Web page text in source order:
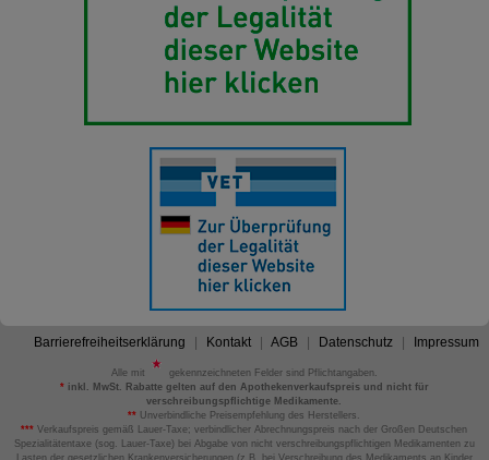
Barrierefreiheitserklärung Kontakt AGB Datenschutz Impressum
Alle mit
gekennzeichneten Felder sind Pflichtangaben.
*inkl. MwSt. Rabatte gelten auf den Apothekenverkaufspreis und nicht für
verschreibungspflichtige Medikamente.
** Unverbindliche Preisempfehlung des Herstellers.
*** Verkaufspreis gemäß Lauer-Taxe; verbindlicher Abrechnungspreis nach der Großen Deutschen
Spezialitätentaxe (sog. Lauer-Taxe) bei Abgabe von nicht verschreibungspflichtigen Medikamenten zu
Lasten der gesetzlichen Krankenversicherungen (z.B. bei Verschreibung des Medikaments an Kinder